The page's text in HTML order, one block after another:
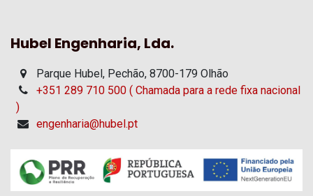
Hubel Engenharia, Lda.
Parque Hubel, Pechão, 8700-179 Olhão
+351 289 710 500 ( Chamada para a rede fixa nacional
)
engenharia@hubel.pt